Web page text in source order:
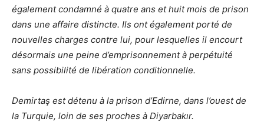
également condamné à quatre ans et huit mois de prison
dans une affaire distincte. Ils ont également porté de
nouvelles charges contre lui, pour lesquelles il encourt
désormais une peine d’emprisonnement à perpétuité
sans possibilité de libération conditionnelle.
Demirtaş est détenu à la prison d’Edirne, dans l’ouest de
la Turquie, loin de ses proches à Diyarbakır.